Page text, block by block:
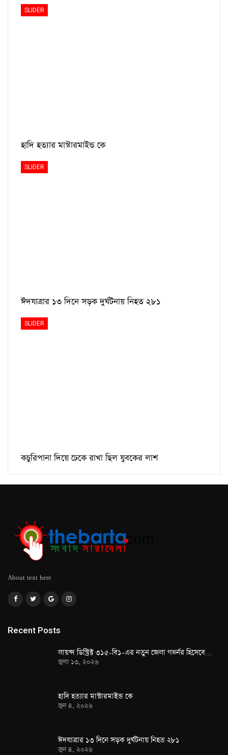
SLIDER
হাদি হত্যার মাস্টারমাইন্ড কে
SLIDER
ঈদযাত্রার ১৩ দিনে সড়ক দুর্ঘটনায় নিহত ২৮১
SLIDER
কচুরিপানা দিয়ে ঢেকে রাখা ছিল যুবকের লাশ
About text here
Recent Posts
লায়ন্স ডিস্ট্রিক্ট ৩১৫-বি১-এর নতুন জেলা গভর্নর হিসেবে…
জুলা ১৩, ২০২৬
হাদি হত্যার মাস্টারমাইন্ড কে
জুন ৪, ২০২৬
ঈদযাত্রার ১৩ দিনে সড়ক দুর্ঘটনায় নিহত ২৮১
জুন ৪, ২০২৬